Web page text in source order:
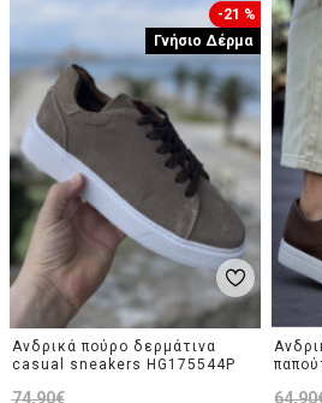
Γνήσιο Δέρμα
-21 %
Ανδρικά πούρο δερμάτινα
casual sneakers HG175544P
74,90€